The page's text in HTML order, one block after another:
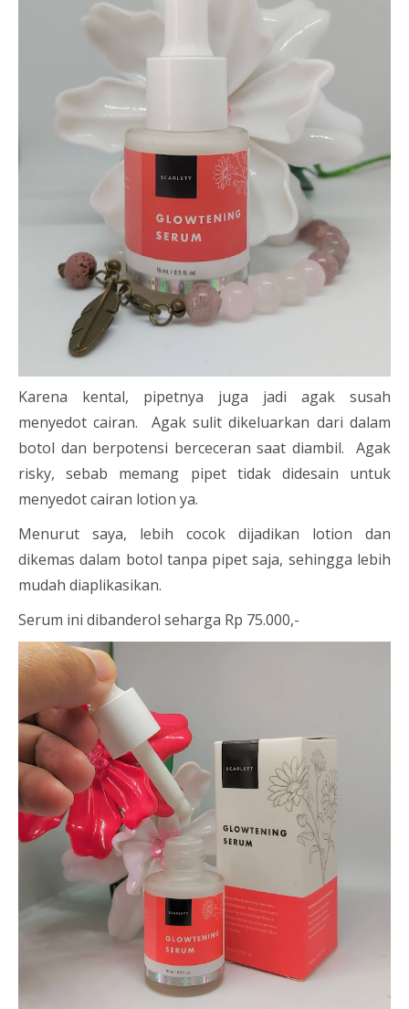
Karena kental, pipetnya juga jadi agak susah
menyedot cairan. Agak sulit dikeluarkan dari dalam
botol dan berpotensi berceceran saat diambil. Agak
risky, sebab memang pipet tidak didesain untuk
menyedot cairan lotion ya.
Menurut saya, lebih cocok dijadikan lotion dan
dikemas dalam botol tanpa pipet saja, sehingga lebih
mudah diaplikasikan.
Serum ini dibanderol seharga Rp 75.000,-